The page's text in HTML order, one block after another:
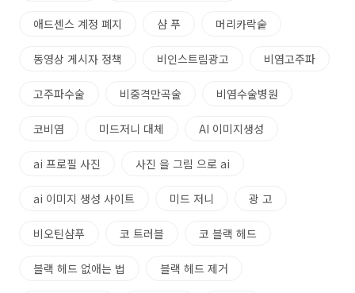
애드센스 계정 폐지 샴 푸 머리카락숱
동영상 게시자 정책 비인스트림광고 비염고주파
고주파수술 비중격만곡술 비염수술병원
코비염 미드저니 대체 AI 이미지생성
ai 프로필 사진 사진 을 그림 으로 ai
ai 이미지 생성 사이트 미드 저니 광 고
비오틴샴푸 코 트러블 코 블랙 헤드
블랙 헤드 없애는 법 블랙 헤드 제거